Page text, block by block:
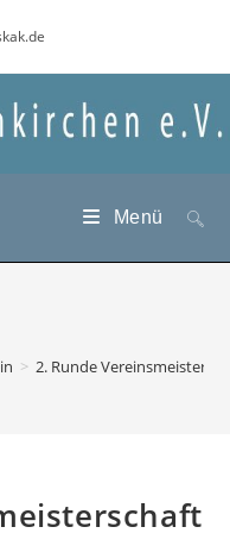
Menü
> 2. Runde